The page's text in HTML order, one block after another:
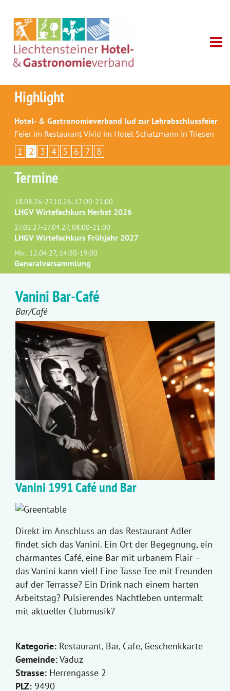
Highlight
Hotel- & Gastronomieverband lud zur Lehrabschlussfeier
Feier im Restaurant Vivid im Hotel Schatzmann in Triesen
1 2 3 4 5 6 7 8
Termine
18.08.26-27.10.26, 17:00-21:00
LHGV Wirtefachkurs Herbst 2026
27.02.27-27.04.27, 08:00-21:00
LHGV Wirtefachkurs Frühjahr 2027
Mo.. 12.04.27, 14:30-19:00
Generalversammlung
Vanini Bar-Café
Bar/Café
Vanini 1991 Café und Bar
Direkt im Anschluss an das Restaurant Adler
findet sich das Vanini. Ein Ort der Begegnung, ein
charmantes Café, eine Bar mit urbanem Flair –
das Vanini kann viel! Eine Tasse Tee mit Freunden
auf der Terrasse? Ein Drink nach einem harten
Arbeitstag? Pulsierendes Nachtleben untermalt
mit aktueller Clubmusik?
Kategorie: Restaurant, Bar, Cafe, Geschenkkarte
Gemeinde:Vaduz
Strasse: Herrengasse 2
PLZ: 9490